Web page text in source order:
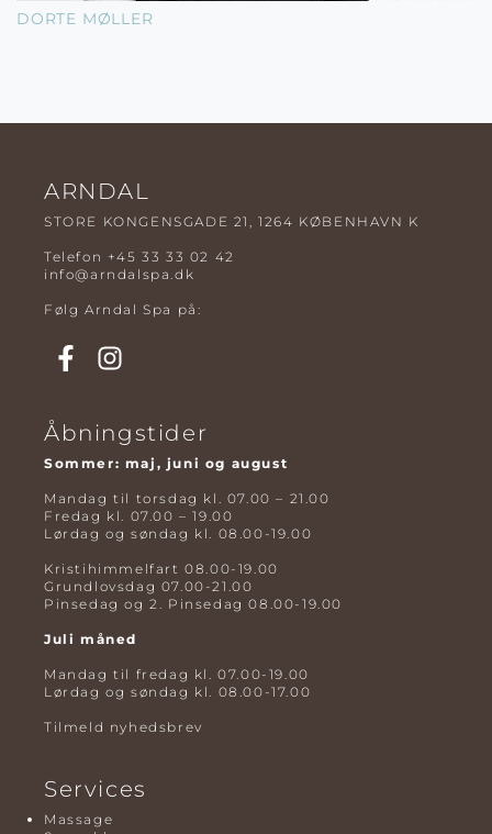
DORTE MØLLER
ARNDAL
STORE KONGENSGADE 21, 1264 KØBENHAVN K
Telefon +45 33 33 02 42
info@arndalspa.dk
Følg Arndal Spa på:
Åbningstider
Sommer: maj, juni og august
Mandag til torsdag kl. 07.00 – 21.00
Fredag kl. 07.00 – 19.00
Lørdag og søndag kl. 08.00-19.00
Kristihimmelfart 08.00-19.00
Grundlovsdag 07.00-21.00
Pinsedag og 2. Pinsedag 08.00-19.00
Juli måned
Mandag til fredag kl. 07.00-19.00
Lørdag og søndag kl. 08.00-17.00
Tilmeld nyhedsbrev
Services
Massage